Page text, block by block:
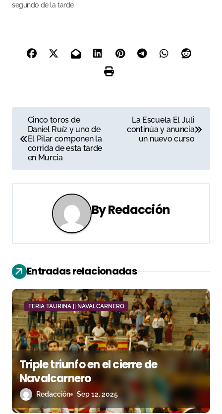
segundo de la tarde
a
e
c
i
ó
n
d
e
e
n
t
Cinco toros de
Daniel Ruíz y uno de
El Pilar componen la
corrida de esta tarde
en Murcia
La Escuela El Juli
continúa y anuncia
un nuevo curso
ByRedacción
Entradas relacionadas
FERIA TAURINA || NAVALCARNERO
Triple triunfo en el cierre de
Navalcarnero
Redacción Sep 12, 2025